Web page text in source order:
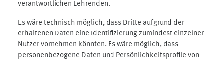
verantwortlichen Lehrenden.
Es wäre technisch möglich, dass Dritte aufgrund der
erhaltenen Daten eine Identifizierung zumindest einzelner
Nutzer vornehmen könnten. Es wäre möglich, dass
personenbezogene Daten und Persönlichkeitsprofile von